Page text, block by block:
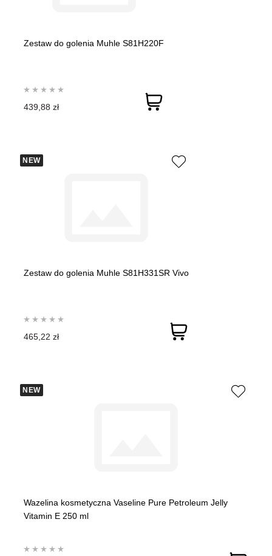
Zestaw do golenia Muhle S81H220F
439,88 zł
NEW
Zestaw do golenia Muhle S81H331SR Vivo
465,22 zł
NEW
Wazelina kosmetyczna Vaseline Pure Petroleum Jelly
Vitamin E 250 ml